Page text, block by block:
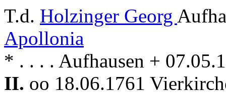
T.d. Holzinger Georg
Apollonia
* . . . . Aufhausen +
II. oo 18.06.1761